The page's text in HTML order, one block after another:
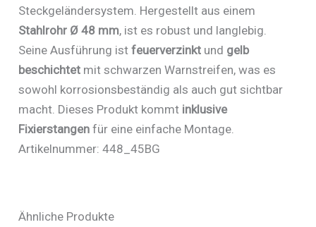
Steckgeländersystem. Hergestellt aus einem
Stahlrohr Ø 48 mm, ist es robust und langlebig.
Seine Ausführung istfeuerverzinkt und gelb
beschichtet mit schwarzen Warnstreifen, was es
sowohl korrosionsbeständig als auch gut sichtbar
macht. Dieses Produkt kommt inklusive
Fixierstangen für eine einfache Montage.
Artikelnummer: 448_45BG
Ähnliche Produkte